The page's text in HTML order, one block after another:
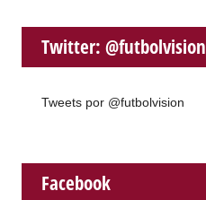
Twitter: @futbolvision
Tweets por @futbolvision
Facebook